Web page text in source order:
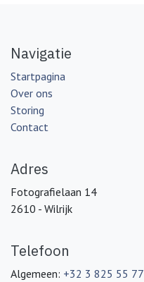
Navigatie
Startpagina
Over ons
Storing
Contact
Adres
Fotografielaan 14
2610 - Wilrijk
Telefoon
Algemeen: +32 3 825 55 77